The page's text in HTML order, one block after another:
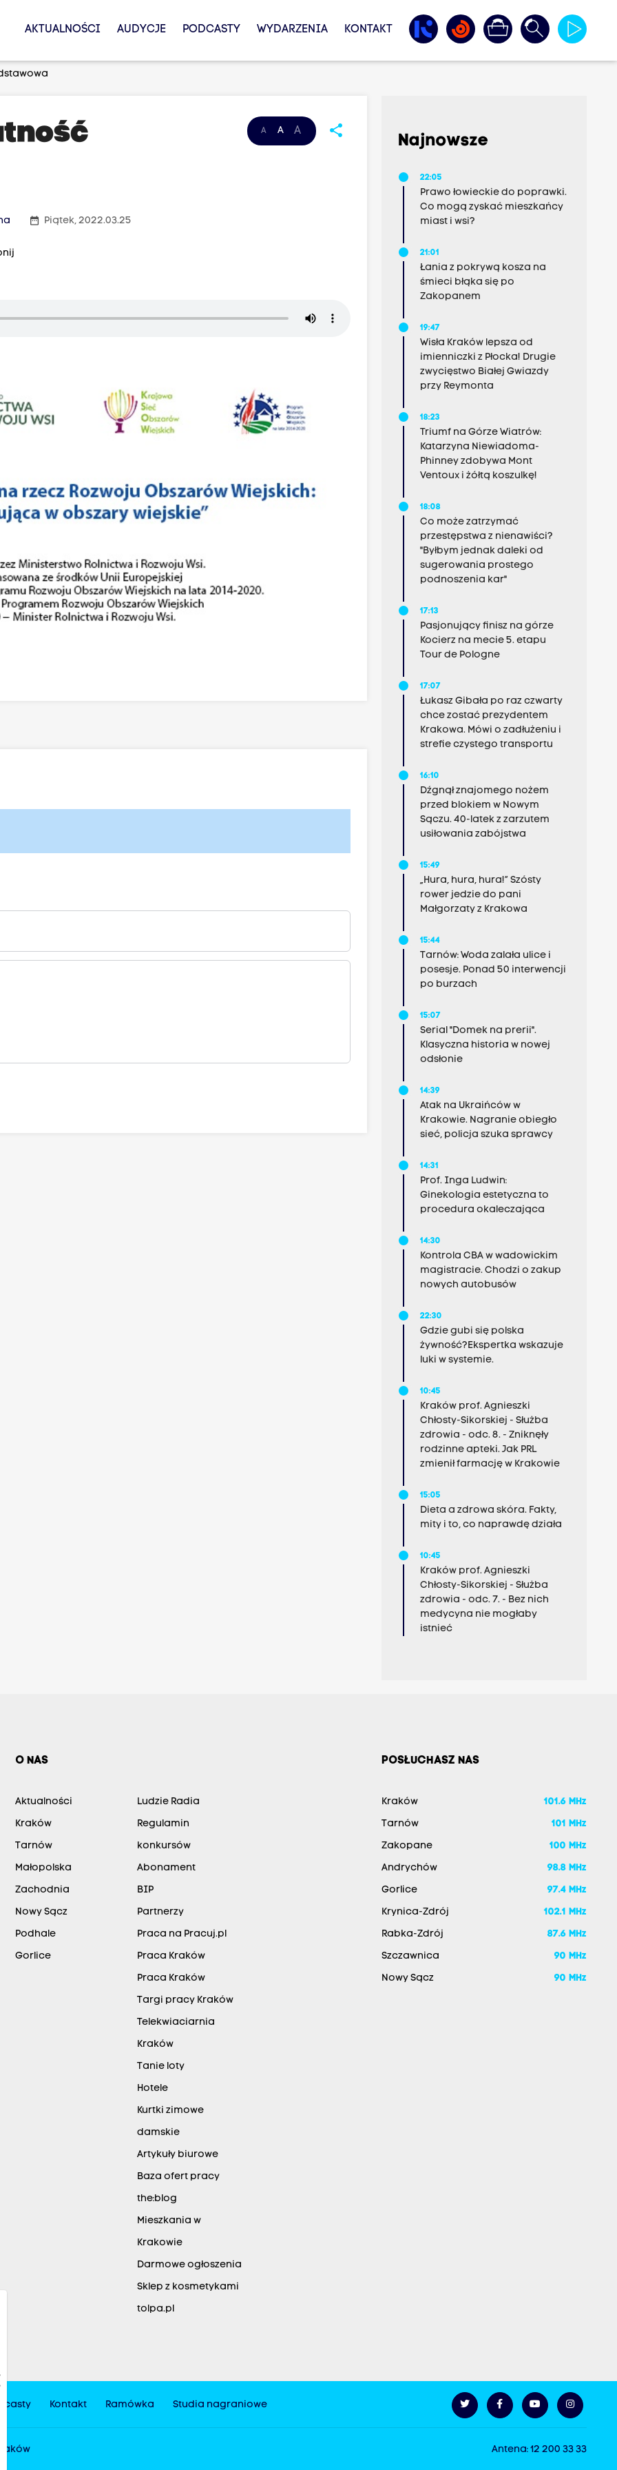
AKTUALNOŚCI AUDYCJE PODCASTY WYDARZENIA KONTAKT
A A A share
date_range Piątek, 2022.03.25
Najnowsze
22:05
Prawo łowieckie do poprawki.
Co mogą zyskać mieszkańcy
miast i wsi?
21:01
Łania z pokrywą kosza na
śmieci błąka się po
Zakopanem
19:47
Wisła Kraków lepsza od
imienniczki z Płocka! Drugie
zwycięstwo Białej Gwiazdy
przy Reymonta
18:23
Triumf na Górze Wiatrów:
Katarzyna Niewiadoma-
Phinney zdobywa Mont
Ventoux i żółtą koszulkę!
18:08
Co może zatrzymać
przestępstwa z nienawiści?
"Byłbym jednak daleki od
sugerowania prostego
podnoszenia kar"
17:13
Pasjonujący finisz na górze
Kocierz na mecie 5. etapu
Tour de Pologne
17:07
Łukasz Gibała po raz czwarty
chce zostać prezydentem
Krakowa. Mówi o zadłużeniu i
strefie czystego transportu
16:10
Dźgnął znajomego nożem
przed blokiem w Nowym
Sączu. 40-latek z zarzutem
usiłowania zabójstwa
15:49
„Hura, hura, hura!” Szósty
rower jedzie do pani
Małgorzaty z Krakowa
15:44
Tarnów: Woda zalała ulice i
posesje. Ponad 50 interwencji
po burzach
15:07
Serial "Domek na prerii".
Klasyczna historia w nowej
odsłonie
14:39
Atak na Ukraińców w
Krakowie. Nagranie obiegło
sieć, policja szuka sprawcy
14:31
Prof. Inga Ludwin:
Ginekologia estetyczna to
procedura okaleczająca
14:30
Kontrola CBA w wadowickim
magistracie. Chodzi o zakup
nowych autobusów
22:30
Gdzie gubi się polska
żywność?Ekspertka wskazuje
luki w systemie.
10:45
Kraków prof. Agnieszki
Chłosty-Sikorskiej - Służba
zdrowia - odc. 8. - Zniknęły
rodzinne apteki. Jak PRL
zmienił farmację w Krakowie
15:05
Dieta a zdrowa skóra. Fakty,
mity i to, co naprawdę działa
10:45
Kraków prof. Agnieszki
Chłosty-Sikorskiej - Służba
zdrowia - odc. 7. - Bez nich
medycyna nie mogłaby
istnieć
O NAS
Aktualności
Kraków
Tarnów
Małopolska
Zachodnia
Nowy Sącz
Podhale
Gorlice
Ludzie Radia
Regulamin
konkursów
Abonament
BIP
Partnerzy
Praca na Pracuj.pl
Praca Kraków
Praca Kraków
Targi pracy Kraków
Telekwiaciarnia
Kraków
Tanie loty
Hotele
Kurtki zimowe
damskie
Artykuły biurowe
Baza ofert pracy
the:blog
Mieszkania w
Krakowie
Darmowe ogłoszenia
Sklep z kosmetykami
tolpa.pl
POSŁUCHASZ NAS
Kraków 101.6 MHz
Tarnów 101 MHz
Zakopane 100 MHz
Andrychów 98.8 MHz
Gorlice 97.4 MHz
Krynica-Zdrój 102.1 MHz
Rabka-Zdrój 87.6 MHz
Szczawnica 90 MHz
Nowy Sącz 90 MHz
Kontakt Ramówka Studia nagraniowe
Antena: 12 200 33 33